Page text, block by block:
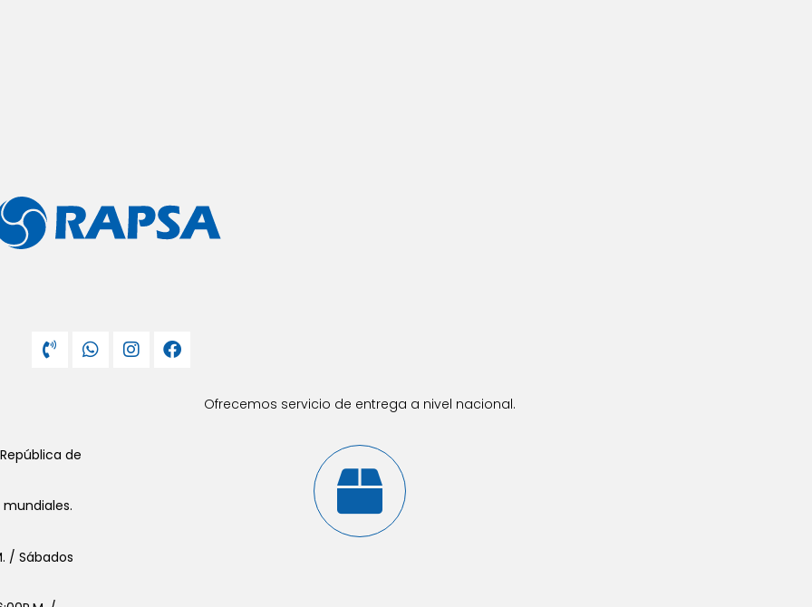
de
/ Sábados
Ofrecemos servicio de entrega a nivel nacional.